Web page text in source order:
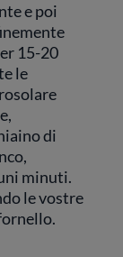
e poi
15-20
le
di
minuti.
le vostre